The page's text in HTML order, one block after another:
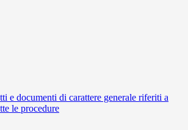
e documenti di carattere generale riferiti a
le procedure